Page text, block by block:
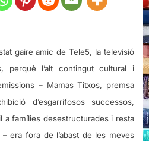
gaire amic de Tele5, la televisió
perquè l’alt contingut cultural i
– Mamas Titxos, premsa
d’esgarrifosos successos,
a famílies desestructurades i resta
era fora de l’abast de les meves